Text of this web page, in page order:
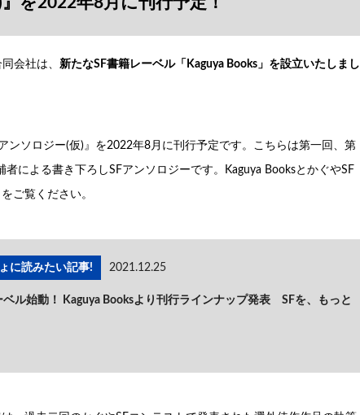
会社は、 新たなSF書籍レーベル「Kaguya Books」を設立いたしまし
ンソロジー(仮)』を2022年8月に刊行予定です。こちらは第一回、第
による書き下ろしSFアンソロジーです。Kaguya BooksとかぐやSF
をご覧ください。
に読みたい記事! 2021.12.25
ベル始動！ Kaguya Booksより刊行ラインナップ発表 SFを、もっと